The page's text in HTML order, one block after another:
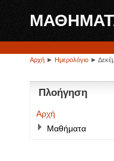
Αρχή ► Ημερολόγιο ►
Πλοήγηση
Αρχή
Μαθήματα